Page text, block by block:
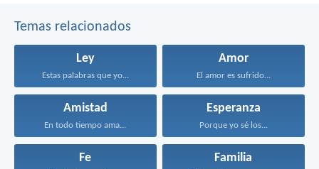
Temas relacionados
Ley
Estas palabras que yo...
Amor
El amor es sufrido...
Amistad
En todo tiempo ama...
Esperanza
Porque yo sé los...
Fe Familia